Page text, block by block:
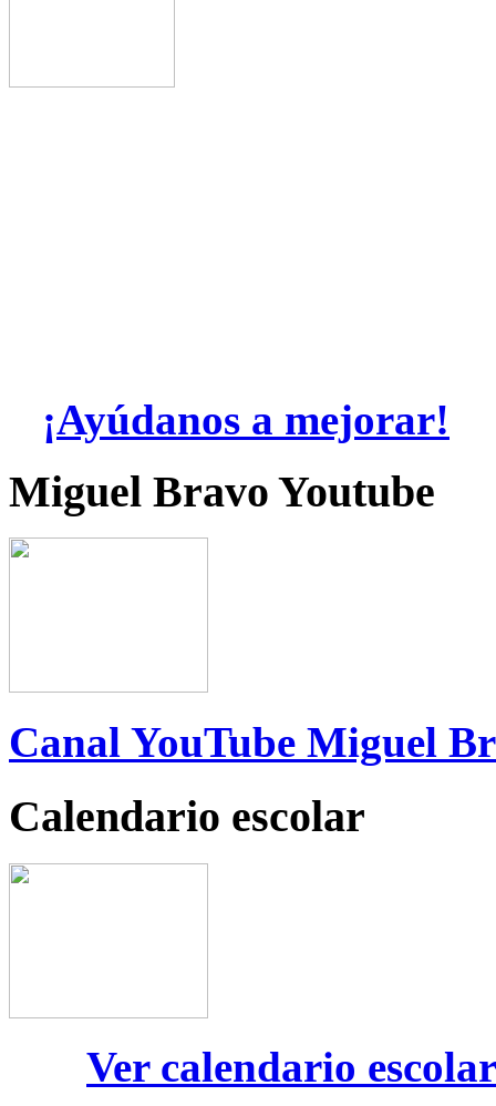
¡Ayúdanos a mejorar!
Miguel Bravo Youtube
Canal YouTube Miguel
Calendario escolar
Ver calendario escolar